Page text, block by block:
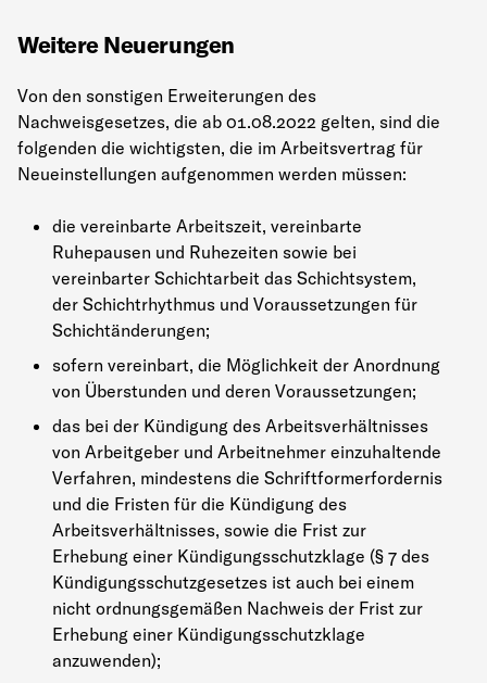
Weitere Neuerungen
Von den sonstigen Erweiterungen des
Nachweisgesetzes, die ab 01.08.2022 gelten, sind die
folgenden die wichtigsten, die im Arbeitsvertrag für
Neueinstellungen aufgenommen werden müssen:
die vereinbarte Arbeitszeit, vereinbarte
Ruhepausen und Ruhezeiten sowie bei
vereinbarter Schichtarbeit das Schichtsystem,
der Schichtrhythmus und Voraussetzungen für
Schichtänderungen;
sofern vereinbart, die Möglichkeit der Anordnung
von Überstunden und deren Voraussetzungen;
das bei der Kündigung des Arbeitsverhältnisses
von Arbeitgeber und Arbeitnehmer einzuhaltende
Verfahren, mindestens die Schriftformerfordernis
und die Fristen für die Kündigung des
Arbeitsverhältnisses, sowie die Frist zur
Erhebung einer Kündigungsschutzklage (§ 7 des
Kündigungsschutzgesetzes ist auch bei einem
nicht ordnungsgemäßen Nachweis der Frist zur
Erhebung einer Kündigungsschutzklage
anzuwenden);